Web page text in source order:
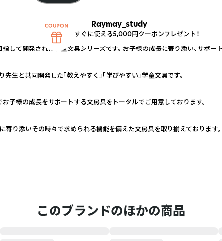
Raymay_study
して開発された学童文具シリーズです。 お子様の成長に寄り添い、サポー
生と共同開発した「教えやすく」「学びやすい」学童文具です。
お子様の成長をサポートする文房具をトータルでご用意しております。
寄り添いその時々で求められる機能を備えた文房具を取り揃えております。
このブランドのほかの商品
すぐに使える5,000円クーポンプレゼント！